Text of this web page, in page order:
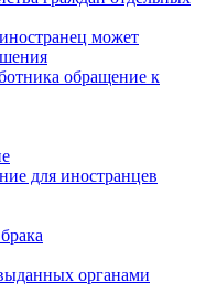
может
обращение к
для иностранцев
органами